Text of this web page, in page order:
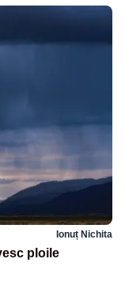
Ionuț Nichita
ploile